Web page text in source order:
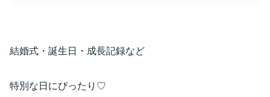
結婚式・誕生日・成長記録など
特別な日にぴったり♡